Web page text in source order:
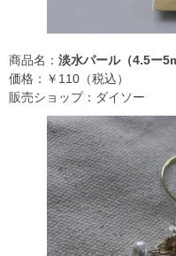
商品名： 淡水パール（4.5ー
価格：￥110（税込）
販売ショップ：ダイソー